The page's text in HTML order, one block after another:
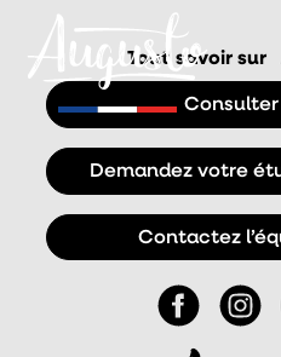
Tout savoir sur
Consulter
Demandez votre
Contactez